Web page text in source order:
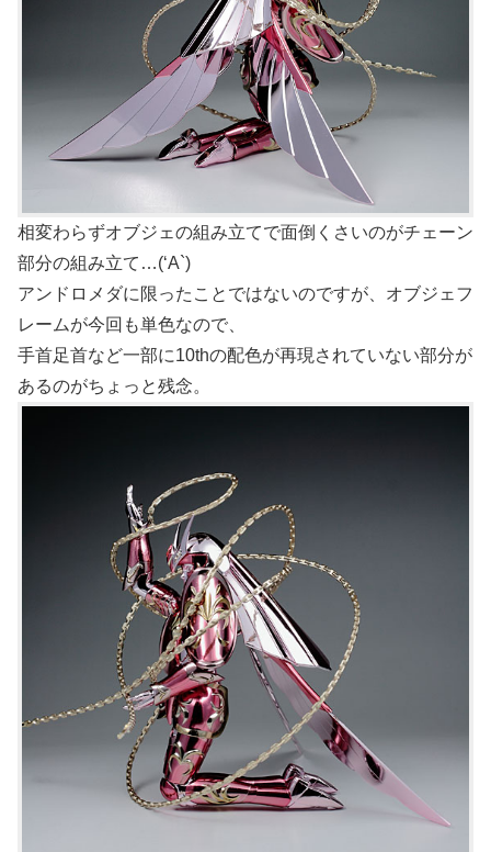
相変わらずオブジェの組み立てで面倒くさいのがチェーン
部分の組み立て…(‘A`)
アンドロメダに限ったことではないのですが、オブジェフ
レームが今回も単色なので、
手首足首など一部に10thの配色が再現されていない部分が
あるのがちょっと残念。